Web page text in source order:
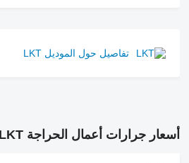
تفاصيل حول الموديل LKT
أسعار جرارات أعمال الحراجة LKT